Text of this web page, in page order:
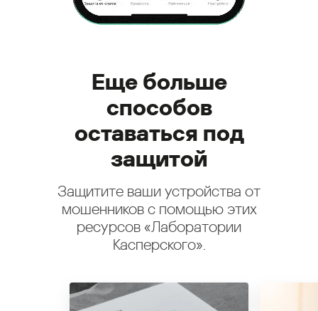
Еще больше
способов
оставаться под
защитой
Защитите ваши устройства от
мошенников с помощью этих
ресурсов «Лаборатории
Касперского».